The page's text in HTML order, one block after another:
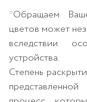
*Обращаем
цветов может
вследствии
устройства.
Степень